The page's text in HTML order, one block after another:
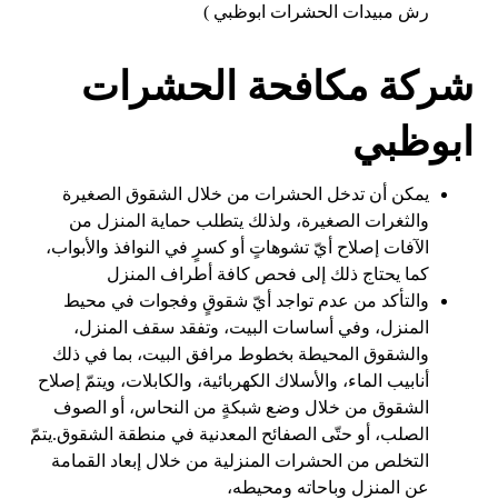
رش مبيدات الحشرات ابوظبي )
شركة مكافحة الحشرات
ابوظبي
يمكن أن تدخل الحشرات من خلال الشقوق الصغيرة
والثغرات الصغيرة، ولذلك يتطلب حماية المنزل من
الآفات إصلاح أيّ تشوهاتٍ أو كسرٍ في النوافذ والأبواب،
كما يحتاج ذلك إلى فحص كافة أطراف المنزل
والتأكد من عدم تواجد أيّ شقوقٍ وفجوات في محيط
المنزل، وفي أساسات البيت، وتفقد سقف المنزل،
والشقوق المحيطة بخطوط مرافق البيت، بما في ذلك
أنابيب الماء، والأسلاك الكهربائية، والكابلات، ويتمّ إصلاح
الشقوق من خلال وضع شبكةٍ من النحاس، أو الصوف
الصلب، أو حتّى الصفائح المعدنية في منطقة الشقوق.يتمّ
التخلص من الحشرات المنزلية من خلال إبعاد القمامة
عن المنزل وباحاته ومحيطه،